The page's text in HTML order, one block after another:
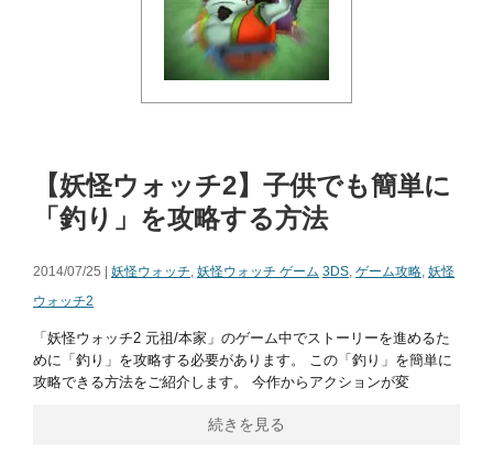
【妖怪ウォッチ2】子供でも簡単に
「釣り」を攻略する方法
2014/07/25 | 妖怪ウォッチ, 妖怪ウォッチ ゲーム 3DS, ゲーム攻略, 妖怪
ウォッチ2
「妖怪ウォッチ2 元祖/本家」のゲーム中でストーリーを進めるた
めに「釣り」を攻略する必要があります。 この「釣り」を簡単に
攻略できる方法をご紹介します。 今作からアクションが変
続きを見る